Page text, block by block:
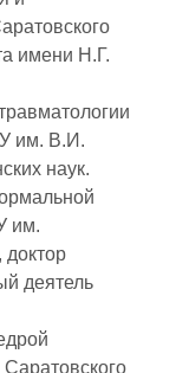
имени Н.Г.
им. В.И.
наук.
им.
деятель